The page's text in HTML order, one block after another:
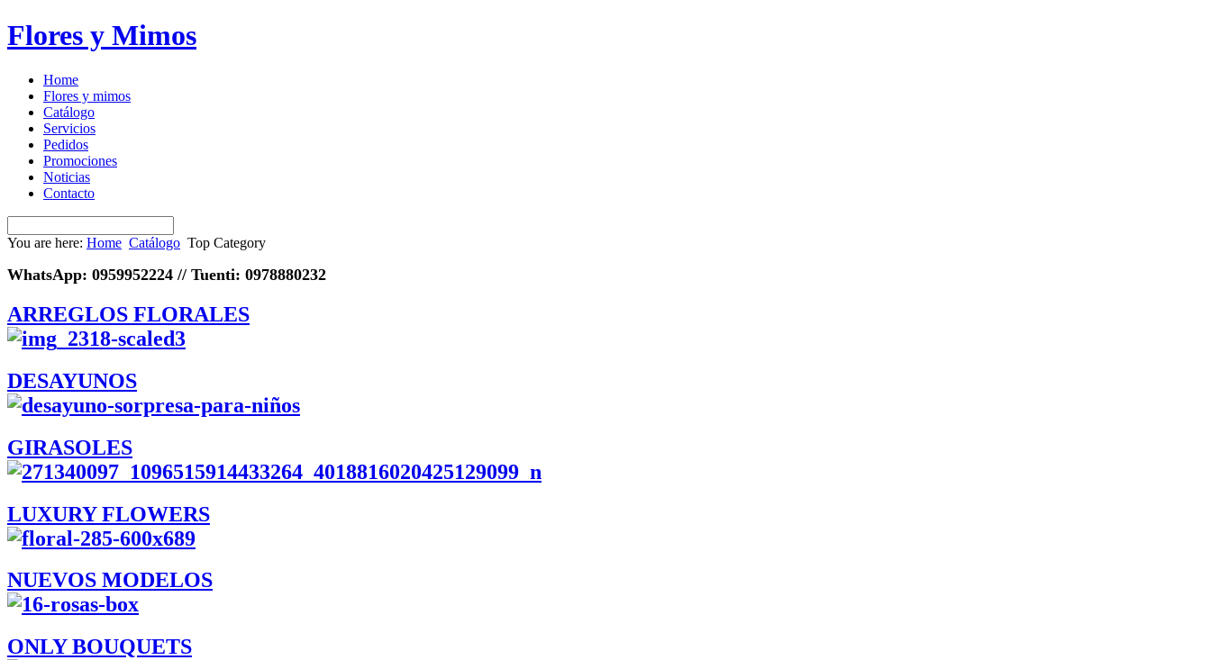
Flores y Mimos
Home
Flores y mimos
Catálogo
Servicios
Pedidos
Promociones
Noticias
Contacto
You are here: Home Catálogo Top Category
WhatsApp: 0959952224 // Tuenti: 0978880232
ARREGLOS FLORALES
DESAYUNOS
GIRASOLES
LUXURY FLOWERS
NUEVOS MODELOS
ONLY BOUQUETS